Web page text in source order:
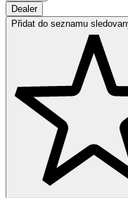
Dealer
Přidat do seznamu